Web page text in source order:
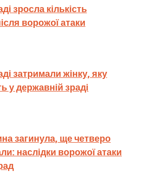
зросла кількість
ворожої атаки
затримали жінку, яку
у державній зраді
загинула, ще четверо
наслідки ворожої атаки